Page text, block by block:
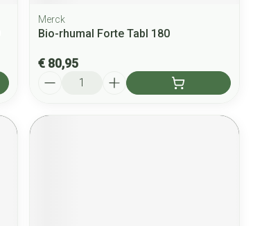
Merck
Bio-rhumal Forte Tabl 180
€ 80,95